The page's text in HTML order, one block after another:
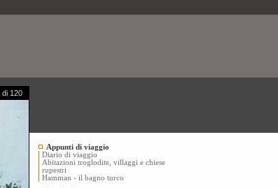
di 120
Appunti di viaggio
Diario di viaggio
Abitazioni troglodite, villaggi e chiese
rupestri
Hamman - il bagno turco